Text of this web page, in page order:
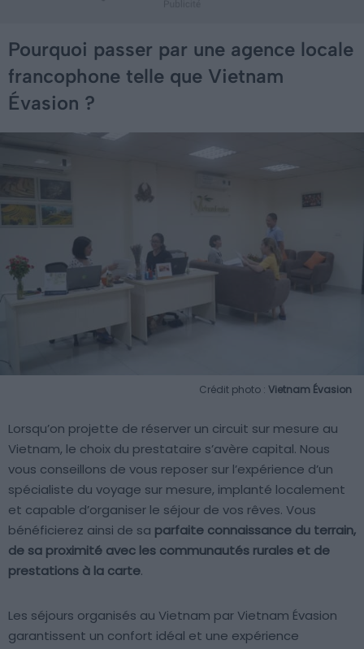
Pourquoi passer par une agence locale
francophone telle que Vietnam
Évasion ?
Crédit photo : Vietnam Évasion
Lorsqu’on projette de réserver un circuit sur mesure au
Vietnam, le choix du prestataire s’avère capital. Nous
vous conseillons de vous reposer sur l’expérience d’un
spécialiste du voyage sur mesure, implanté localement
et capable d’organiser le séjour de vos rêves. Vous
bénéficierez ainsi de sa parfaite connaissance du terrain,
de sa proximité avec les communautés rurales et de
prestations à la carte.
Les séjours organisés au Vietnam par Vietnam Évasion
garantissent un confort idéal et une expérience